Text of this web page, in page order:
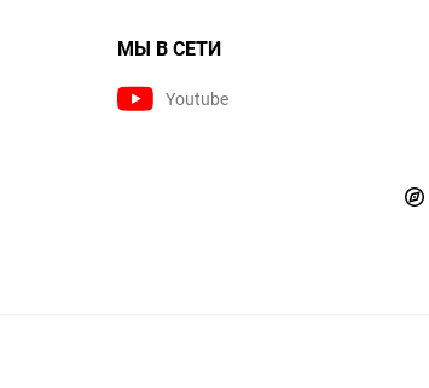
МЫ В СЕТИ
Youtube